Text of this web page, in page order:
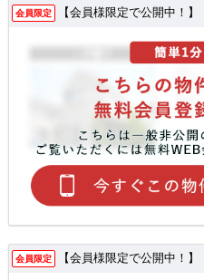
会員限定 【会員様限定で公開中！】
会員限定 【会員様限定で公開中！】